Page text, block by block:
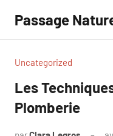
contenu
Passage
Uncategorized
Les
Plomberie